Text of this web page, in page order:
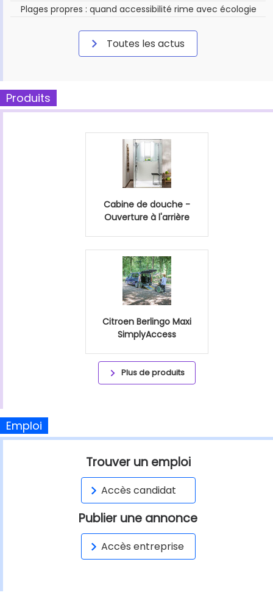
Plages propres : quand accessibilité rime avec écologie
Toutes les actus
Produits
Cabine de douche -
Ouverture à l'arrière
Citroen Berlingo Maxi
SimplyAccess
Plus de produits
Emploi
Trouver un emploi
Accès candidat
Publier une annonce
Accès entreprise